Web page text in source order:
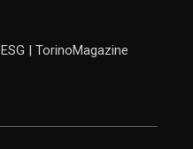
ESG | TorinoMagazine